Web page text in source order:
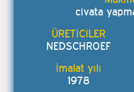
civata
NEDSCHROEF
1978